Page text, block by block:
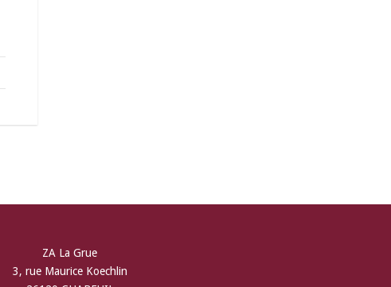
ZA La Grue
3, rue Maurice Koechlin